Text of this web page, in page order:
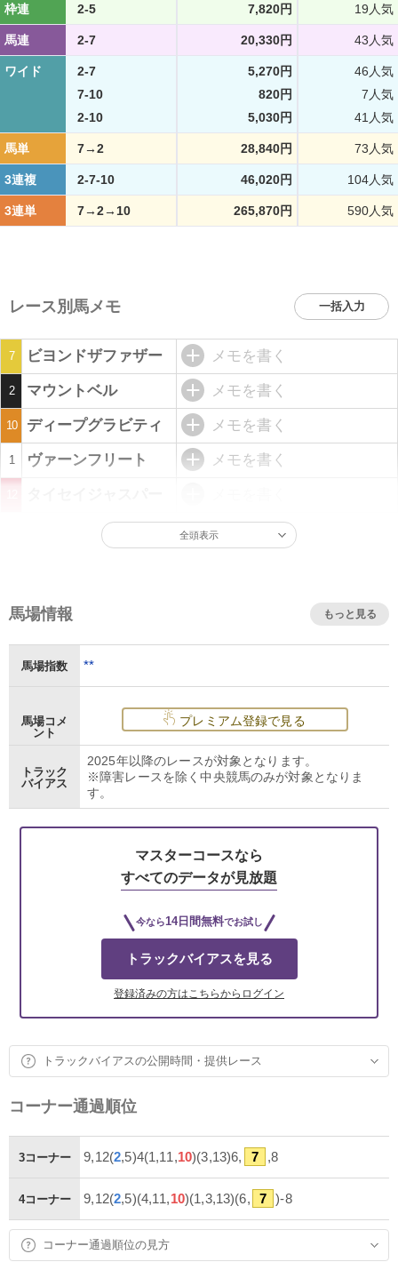
枠連 2-5 7,820円 19人気
馬連 2-7 20,330円 43人気
ワイド 2-7 5,270円
46人気
7-10
820円
7人気
2-10
5,030円 41人気
馬単 7→2 28,840円 73人気
3連複 2-7-10 46,020円 104人気
3連単 7→2→10 265,870円 590人気
レース別馬メモ 一括入力
7 ビヨンドザファザー メモを書く
2 マウントベル メモを書く
10 ディープグラビティ メモを書く
1 ヴァーンフリート メモを書く
全頭表示
馬場情報 もっと見る
馬場指数 **
馬場コメ
ント
プレミアム登録で見る
トラック
バイアス
2025年以降のレースが対象となります。
※障害レースを除く中央競馬のみが対象となりま
す。
マスターコースなら
すべてのデータが見放題
今なら14日間無料でお試し
トラックバイアスを見る
登録済みの方はこちらからログイン
トラックバイアスの公開時間・提供レース
コーナー通過順位
3コーナー 9,12(2,5)4(1,11,10)(3,13)6, 7 ,8
4コーナー 9,12(2,5)(4,11,10)(1,3,13)(6, 7 )-8
コーナー通過順位の見方